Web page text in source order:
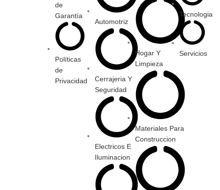
de
Garantía
Políticas
de
Privacidad
Automotriz
Cerrajeria Y
Seguridad
Electricos E
Iluminacion
Hogar Y
Limpieza
Materiales Para
Construccion
Tecnologia
Servicios